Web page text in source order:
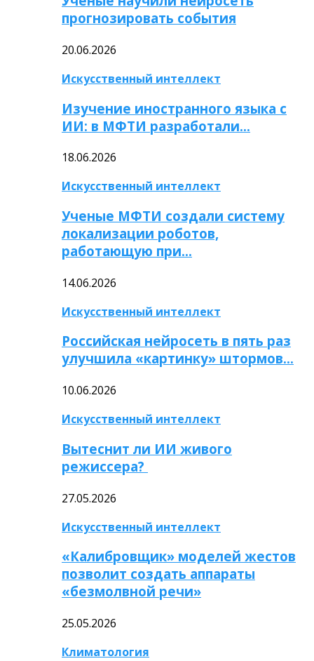
прогнозировать события
20.06.2026
Искусственный интеллект
Изучение иностранного языка с
ИИ: в МФТИ разработали…
18.06.2026
Искусственный интеллект
Ученые МФТИ создали систему
локализации роботов,
работающую при…
14.06.2026
Искусственный интеллект
Российская нейросеть в пять раз
улучшила «картинку» штормов…
10.06.2026
Искусственный интеллект
Вытеснит ли ИИ живого
режиссера?
27.05.2026
Искусственный интеллект
«Калибровщик» моделей жестов
позволит создать аппараты
«безмолвной речи»
25.05.2026
Климатология